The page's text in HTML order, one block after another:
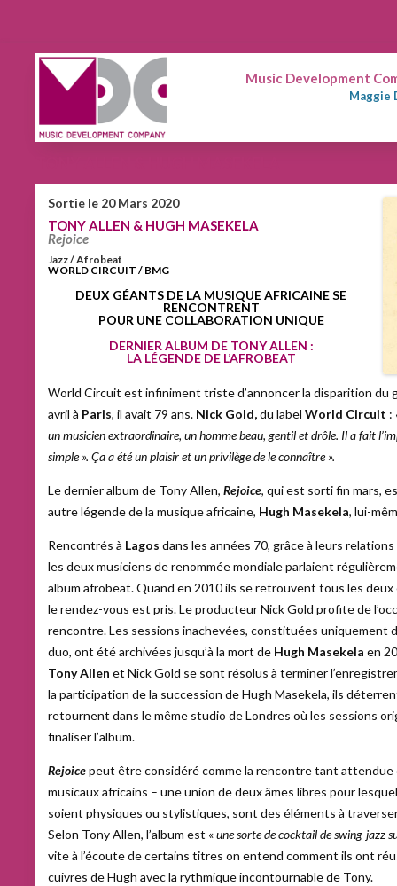
Music Development
Maggie
Sortie le 20 Mars 2020
TONY ALLEN & HUGH MASEKELA
Rejoice
Jazz / Afrobeat
WORLD CIRCUIT / BMG
DEUX GÉANTS DE LA MUSIQUE AFRICAINE SE
RENCONTRENT
POUR UNE COLLABORATION UNIQUE
DERNIER ALBUM DE TONY ALLEN :
LA LÉGENDE DE L’AFROBEAT
World Circuit est infiniment triste d’annoncer la disparition du
avril à Paris, il avait 79 ans. Nick Gold,du label World Circuit :
un musicien extraordinaire, un homme beau, gentil et drôle. Il a fait
simple ». Ça a été un plaisir et un privilège de le connaître ».
Le dernier album de Tony Allen, Rejoice, qui est sorti fin mars,
autre légende de la musique africaine, Hugh Masekela, lui-
Rencontrés à Lagos dans les années 70, grâce à leurs
les deux musiciens de renommée mondiale parlaient
album afrobeat. Quand en 2010 ils se retrouvent tous les
le rendez-vous est pris. Le producteur Nick Gold profite de
rencontre. Les sessions inachevées, constituées uniquement
duo, ont été archivées jusqu’à la mort de Hugh Masekela en
Tony Allen et Nick Gold se sont résolus à terminer
la participation de la succession de Hugh Masekela, ils
retournent dans le même studio de Londres où les sessions
finaliser l’album.
Rejoicepeut être considéré comme la rencontre tant
musicaux africains – une union de deux âmes libres pour
soient physiques ou stylistiques, sont des éléments à
Selon Tony Allen, l’album est «une sorte de cocktail de swing-jazz
vite à l’écoute de certains titres on entend comment ils ont
cuivres de Hugh avec la rythmique incontournable de Tony.